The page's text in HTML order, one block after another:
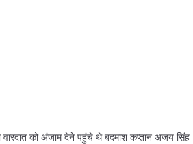
वारदात को अंजाम देने पहुंचे थे बदमाश कप्तान अजय सिंह